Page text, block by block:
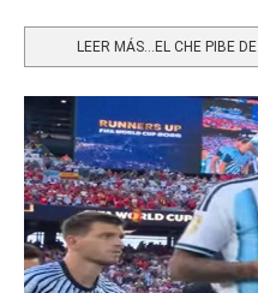
LEER MÁS…EL CHE PIBE